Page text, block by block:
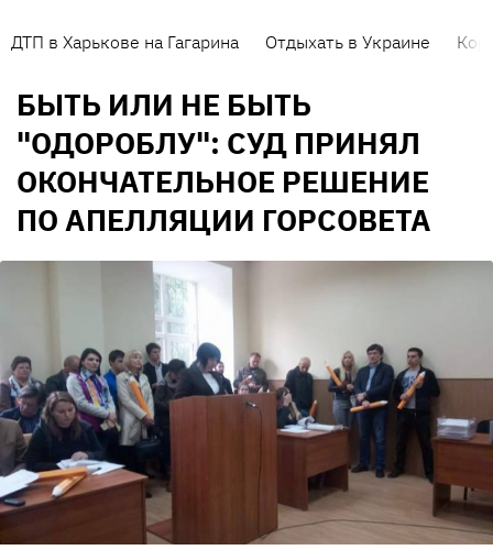
ДТП в Харькове на Гагарина Отдыхать в Украине
БЫТЬ ИЛИ НЕ БЫТЬ
"ОДОРОБЛУ": СУД ПРИНЯЛ
ОКОНЧАТЕЛЬНОЕ РЕШЕНИЕ
ПО АПЕЛЛЯЦИИ ГОРСОВЕТА